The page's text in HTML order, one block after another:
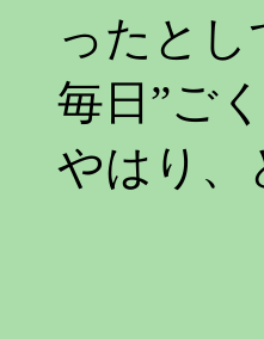
ったと
毎日”ご
やはり、